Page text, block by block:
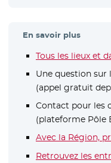
En savoir plus
Tous les lieux et
Une question sur
(appel gratuit
Contact pour les
(plateforme Pôle
Avec la Région,
Retrouvez les